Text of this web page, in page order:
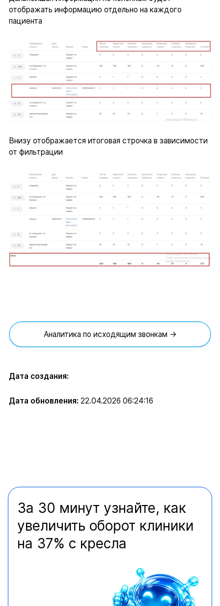
отображать информацию отдельно на каждого
пациента
Внизу отображается итоговая строчка в зависимости
от фильтрации
Аналитика по исходящим звонкам →
Дата создания:
Дата обновления: 22.04.2026 06:24:16
За 30 минут узнайте, как
увеличить оборот клиники
на 37% с кресла